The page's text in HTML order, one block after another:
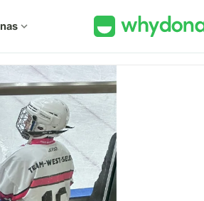
expand_more